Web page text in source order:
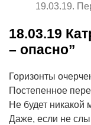
19.03.19.
18.03.19
– опасно”
Горизонты
Постепенное
Не будет никакой
Даже, если не